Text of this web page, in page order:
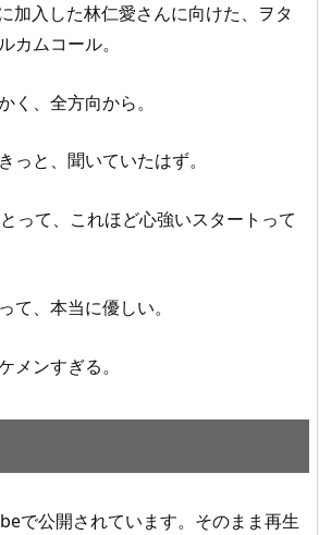
加入した林仁愛さんに向けた、ヲタ
カムコール。
く、全方向から。
っと、聞いていたはず。
って、これほど心強いスタートって
て、本当に優しい。
メンすぎる。
で公開されています。そのまま再生